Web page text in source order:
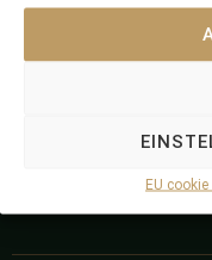
EU
g